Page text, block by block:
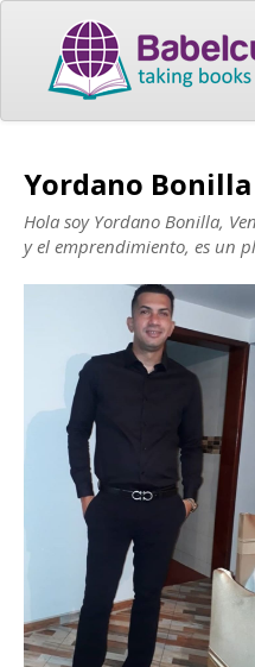
Yordano
Hola soy Yordano Bonilla,
y el emprendimiento, es un